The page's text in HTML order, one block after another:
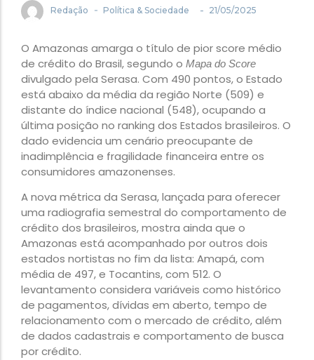
Redação - Política & Sociedade - 21/05/2025
O Amazonas amarga o título de pior score médio
de crédito do Brasil, segundo o Mapa do Score
divulgado pela Serasa. Com 490 pontos, o Estado
está abaixo da média da região Norte (509) e
distante do índice nacional (548), ocupando a
última posição no ranking dos Estados brasileiros. O
dado evidencia um cenário preocupante de
inadimplência e fragilidade financeira entre os
consumidores amazonenses.
A nova métrica da Serasa, lançada para oferecer
uma radiografia semestral do comportamento de
crédito dos brasileiros, mostra ainda que o
Amazonas está acompanhado por outros dois
estados nortistas no fim da lista: Amapá, com
média de 497, e Tocantins, com 512. O
levantamento considera variáveis como histórico
de pagamentos, dívidas em aberto, tempo de
relacionamento com o mercado de crédito, além
de dados cadastrais e comportamento de busca
por crédito.